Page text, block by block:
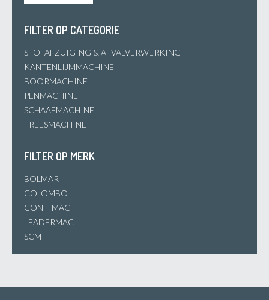
FILTER OP CATEGORIE
STOFAFZUIGING & AFVALVERWERKING
KANTENLIJMMACHINE
BOORMACHINE
PENMACHINE
SCHAAFMACHINE
FREESMACHINE
FILTER OP MERK
BOLMAR
COLOMBO
CONTIMAC
LEADERMAC
SCM